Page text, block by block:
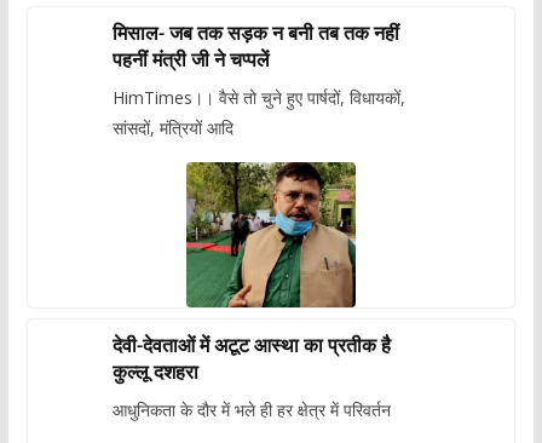
मिसाल- जब तक सड़क न बनी तब तक नहीं
पहनीं मंत्री जी ने चप्पलें
HimTimes।। वैसे तो चुने हुए पार्षदों, विधायकों,
सांसदों, मंत्रियों आदि
देवी-देवताओं में अटूट आस्था का प्रतीक है
कुल्लू दशहरा
आधुनिकता के दौर में भले ही हर क्षेत्र में परिवर्तन